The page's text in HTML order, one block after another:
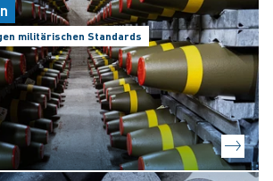
militärischen Standards